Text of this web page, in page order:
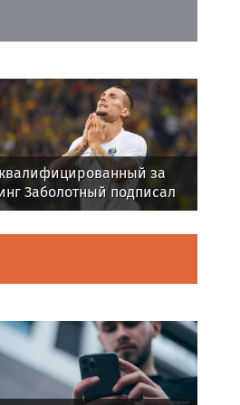
за
Заболотный подписал
с клубом Басты